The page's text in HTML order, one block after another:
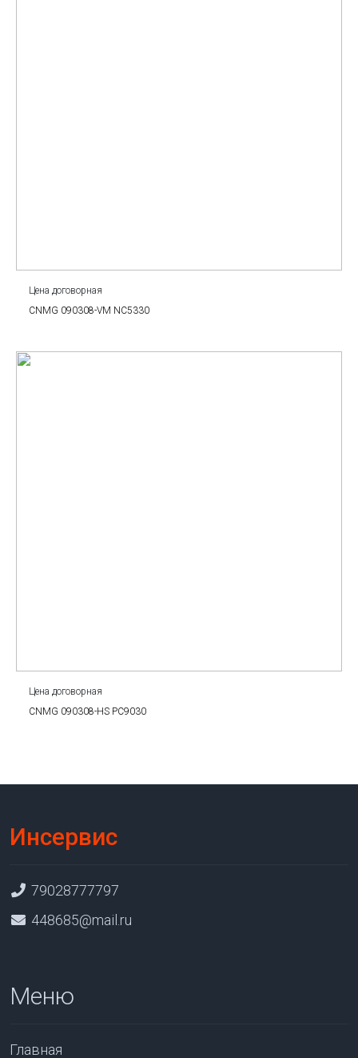
Цена договорная
CNMG 090308-VM NC5330
Цена договорная
CNMG 090308-HS PC9030
Инсервис
79028777797
448685@mail.ru
Меню
Главная